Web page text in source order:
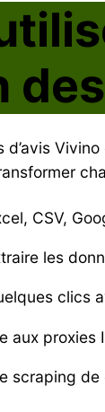
d’avis
CSV,
les
clics
proxies
scraping de